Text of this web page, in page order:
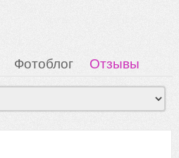
Фотоблог
Отзывы
Мои Картинки Вход